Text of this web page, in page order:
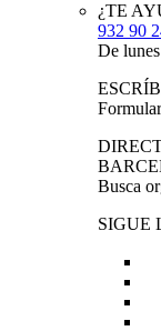
¿TE
932 90
De
Busca
SIGUE